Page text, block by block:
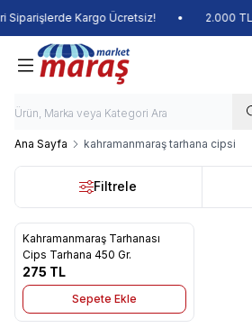
Siparişlerde Kargo Ücretsiz! • 2.000
Ana Sayfa kahramanmaraş tarhana cipsi
Filtrele
Yeni
Favorilere Ekle
Kahramanmaraş Tarhanası
Cips Tarhana 450 Gr.
275 TL
Sepete Ekle